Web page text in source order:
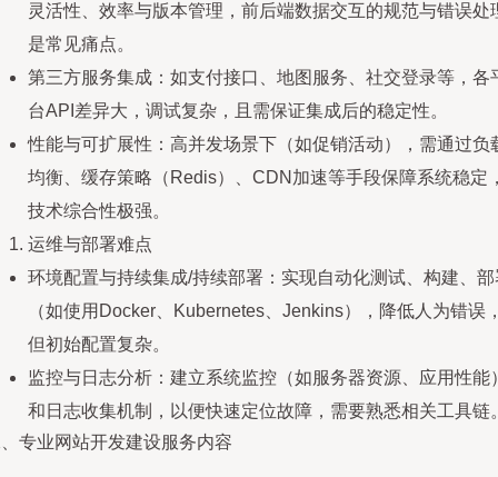
灵活性、效率与版本管理，前后端数据交互的规范与错误处
是常见痛点。
第三方服务集成：如支付接口、地图服务、社交登录等，各
台API差异大，调试复杂，且需保证集成后的稳定性。
性能与可扩展性：高并发场景下（如促销活动），需通过负
均衡、缓存策略（Redis）、CDN加速等手段保障系统稳定
技术综合性极强。
运维与部署难点
环境配置与持续集成/持续部署：实现自动化测试、构建、部
（如使用Docker、Kubernetes、Jenkins），降低人为错误
但初始配置复杂。
监控与日志分析：建立系统监控（如服务器资源、应用性能
和日志收集机制，以便快速定位故障，需要熟悉相关工具链
专业网站开发建设服务内容